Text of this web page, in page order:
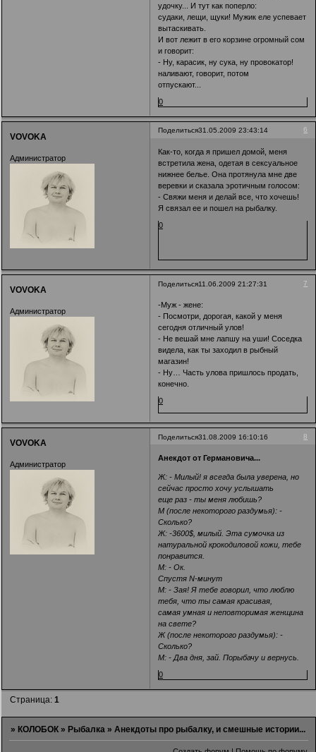
удочку... И тут как поперло:
судаки, лещи, щуки! Мужик еле успевает
вытаскивать.
И вот лежит в его корзине огромный сом
и говорит:
- Ну, карасик, ну сука, ну провокатор!
наливают, говорит, потом
отпускают...
0
Поделиться 6
31.05.2009 23:43:14
VOVOKA
Администратор
Как-то, когда я пришел домой, меня
встретила жена, одетая в сексуальное
нижнее белье. Она протянула мне две
веревки и сказала эротичным голосом:
- Свяжи меня и делай все, что хочешь!
Я связал ее и пошел на рыбалку.
0
Поделиться 7
11.06.2009 21:27:31
VOVOKA
Администратор
-Муж - жене:
- Посмотри, дорогая, какой у меня
сегодня отличный улов!
- Не вешай мне лапшу на уши! Соседка
видела, как ты заходил в рыбный
магазин!
- Ну… Часть улова пришлось продать,
конечно.
0
Поделиться 8
31.08.2009 16:10:16
VOVOKA
Администратор
Анекдот от Германовича...
Ж: - Милый! я всегда была уверена, но
сейчас просто хочу услышать
еще раз - ты меня любишь?
М (после некоторого раздумья): -
Сколько?
Ж: -3600$, милый. Эта сумочка из
натуральной крокодиловой кожи, тебе
понравится.
М: - Ок.
Спустя N-минут
М: - Зая! Я тебе говорил, что люблю
тебя, что ты самая красивая,
самая умная и неповторимая женщина
на свете?
Ж (после некоторого раздумья): -
Сколько?
М: - Два дня, зай. Порыбачу и вернусь.
0
Страница:1
»КОЛОБОК »Рыбалка »Анекдоты про рыбалку, и смешные истории...